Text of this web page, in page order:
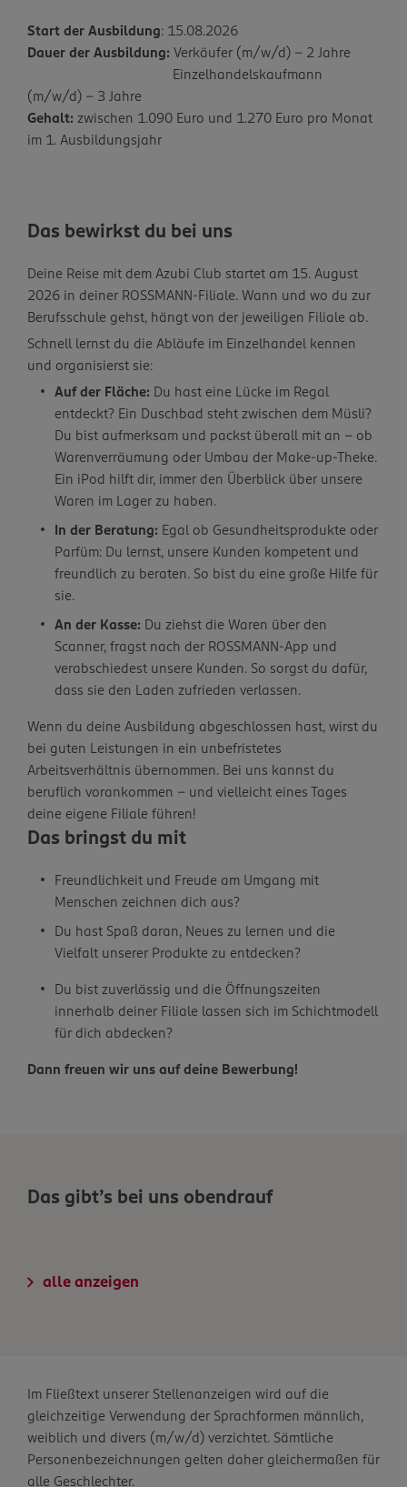
Start der Ausbildung: 15.08.2026
Dauer der Ausbildung: Verkäufer (m/w/d) - 2 Jahre
Einzelhandelskaufmann
(m/w/d) - 3 Jahre
Gehalt: zwischen 1.090 Euro und 1.270 Euro pro Monat
im 1. Ausbildungsjahr
Das bewirkst du bei uns
Deine Reise mit dem Azubi Club startet am 15. August
2026 in deiner ROSSMANN-Filiale. Wann und wo du zur
Berufsschule gehst, hängt von der jeweiligen Filiale ab.
Schnell lernst du die Abläufe im Einzelhandel kennen
und organisierst sie:
Auf der Fläche: Du hast eine Lücke im Regal
entdeckt? Ein Duschbad steht zwischen dem Müsli?
Du bist aufmerksam und packst überall mit an – ob
Warenverräumung oder Umbau der Make-up-Theke.
Ein iPod hilft dir, immer den Überblick über unsere
Waren im Lager zu haben.
In der Beratung: Egal ob Gesundheitsprodukte oder
Parfüm: Du lernst, unsere Kunden kompetent und
freundlich zu beraten. So bist du eine große Hilfe für
sie.
An der Kasse: Du ziehst die Waren über den
Scanner, fragst nach der ROSSMANN-App und
verabschiedest unsere Kunden. So sorgst du dafür,
dass sie den Laden zufrieden verlassen.
Wenn du deine Ausbildung abgeschlossen hast, wirst du
bei guten Leistungen in ein unbefristetes
Arbeitsverhältnis übernommen. Bei uns kannst du
beruflich vorankommen – und vielleicht eines Tages
deine eigene Filiale führen!
Das bringst du mit
Freundlichkeit und Freude am Umgang mit
Menschen zeichnen dich aus?
Du hast Spaß daran, Neues zu lernen und die
Vielfalt unserer Produkte zu entdecken?
Du bist zuverlässig und die Öffnungszeiten
innerhalb deiner Filiale lassen sich im Schichtmodell
für dich abdecken?
Dann freuen wir uns auf deine Bewerbung!
Das gibt’s bei uns obendrauf
alle anzeigen
Im Fließtext unserer Stellenanzeigen wird auf die
gleichzeitige Verwendung der Sprachformen männlich,
weiblich und divers (m/w/d) verzichtet. Sämtliche
Personenbezeichnungen gelten daher gleichermaßen für
alle Geschlechter.